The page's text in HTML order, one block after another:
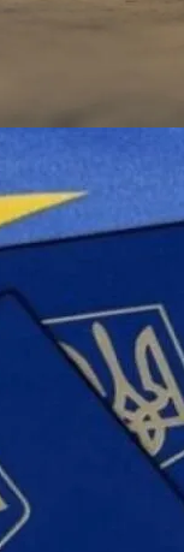
Миф О Вреде
—
Низкий Процент
Поток
В Чем Подвох